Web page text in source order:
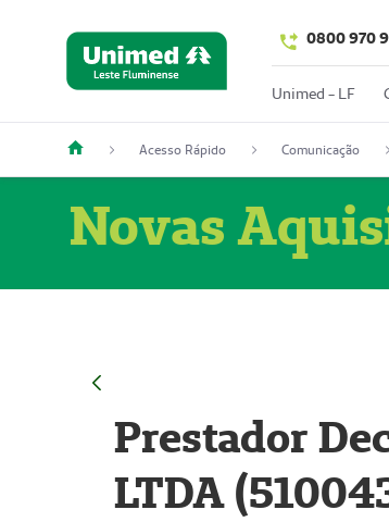
0800 970
Unimed - LF
Acesso Rápido Comunicação
Novas
Prestador
LTDA